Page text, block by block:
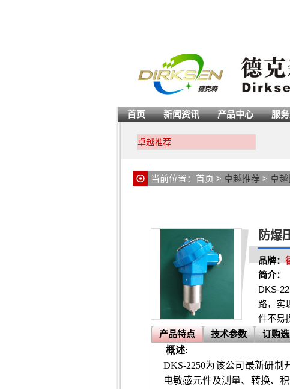
首页 新闻资讯 产品中心 服
卓越推荐
当前位置： 首页 > 卓越推荐 > 卓
防爆
品牌：
简介：
DKS-
路，实
件不易
产品特点
技术参数 订购
概述:
DKS-2250为该公司最新研制
电敏感元件及测量、转换、